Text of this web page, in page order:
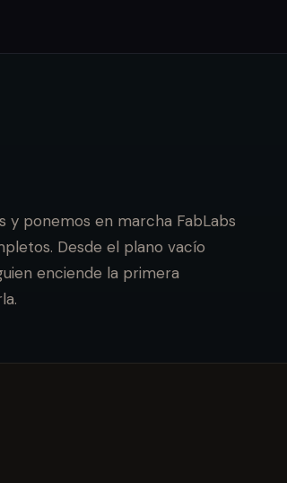
y ponemos en marcha FabLabs
Desde el plano vacío
enciende la primera